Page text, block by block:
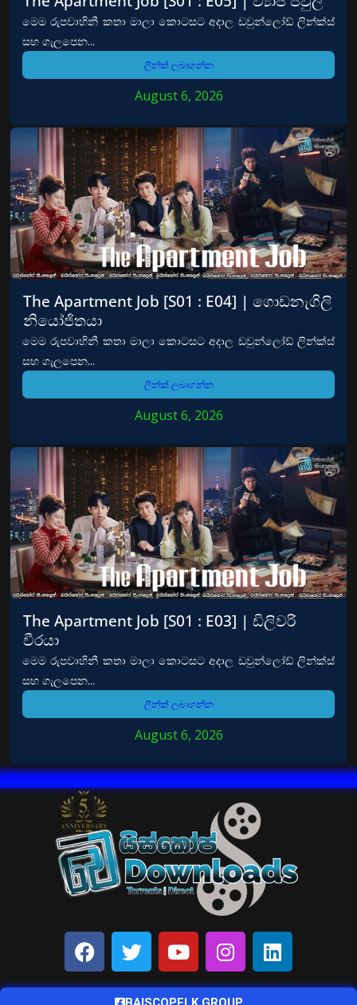
මෙම රුපවාහිනී කතා මාලා කොටසට අදාල ඩවුන්ලෝඩ් ලින්ක්ස්
සහ ගැලපෙන...
ලින්ක් ලබාගන්න
August 6, 2026
The Apartment Job [S01 : E04] | ගොඩනැගිලි
නියෝජිතයා
මෙම රුපවාහිනී කතා මාලා කොටසට අදාල ඩවුන්ලෝඩ් ලින්ක්ස්
සහ ගැලපෙන...
ලින්ක් ලබාගන්න
August 6, 2026
The Apartment Job [S01 : E03] | ඩිලිවරි
වීරයා
මෙම රුපවාහිනී කතා මාලා කොටසට අදාල ඩවුන්ලෝඩ් ලින්ක්ස්
සහ ගැලපෙන...
ලින්ක් ලබාගන්න
August 6, 2026